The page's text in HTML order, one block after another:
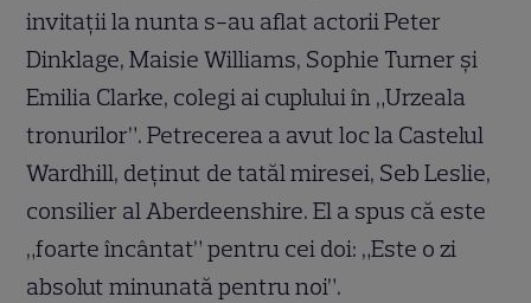
invitaţii la nunta s-au aflat actorii Peter
Dinklage, Maisie Williams, Sophie Turner şi
Emilia Clarke, colegi ai cuplului în „Urzeala
tronurilor”. Petrecerea a avut loc la Castelul
Wardhill, deţinut de tatăl miresei, Seb Leslie,
consilier al Aberdeenshire. El a spus că este
„foarte încântat” pentru cei doi: „Este o zi
absolut minunată pentru noi”.